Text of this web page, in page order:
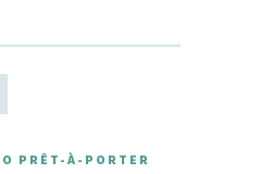
PRÊT-À-PORTER